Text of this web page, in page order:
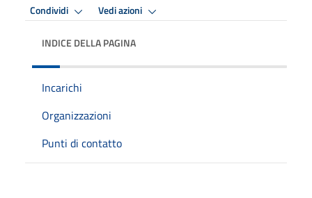
Condividi Vedi azioni
INDICE DELLA PAGINA
Incarichi
Organizzazioni
Punti di contatto